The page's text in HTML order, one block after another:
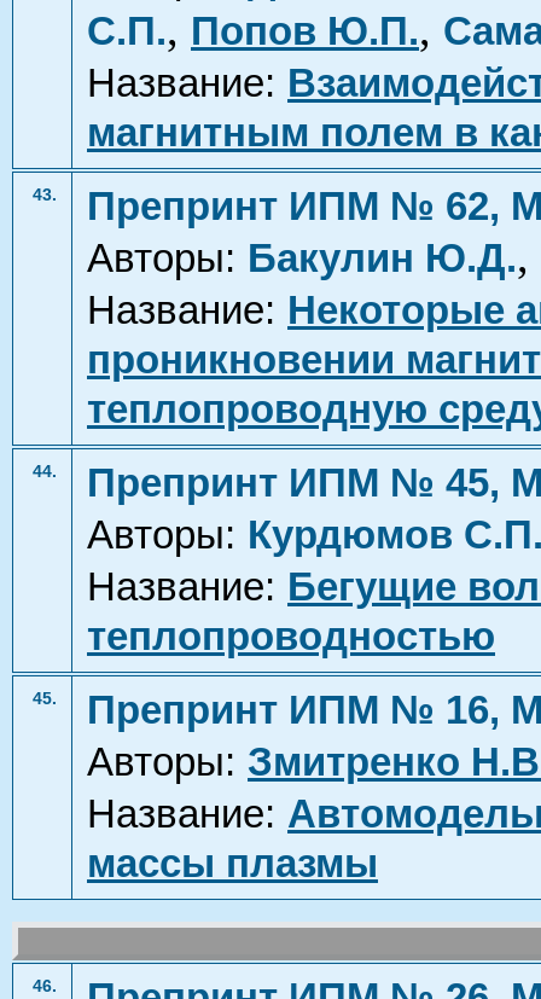
С.П., Попов Ю.П.,
Название:
магнитным полем в
43.
Препринт ИПМ № 62,
Авторы: Бакулин Ю.Д.,
Название: Некоторые
проникновении
теплопроводную
44.
Препринт ИПМ № 45,
Авторы: Курдюмов
Название: Бегущие
теплопроводностью
45.
Препринт ИПМ № 16,
Авторы: Змитренко
Название:
массы плазмы
46.